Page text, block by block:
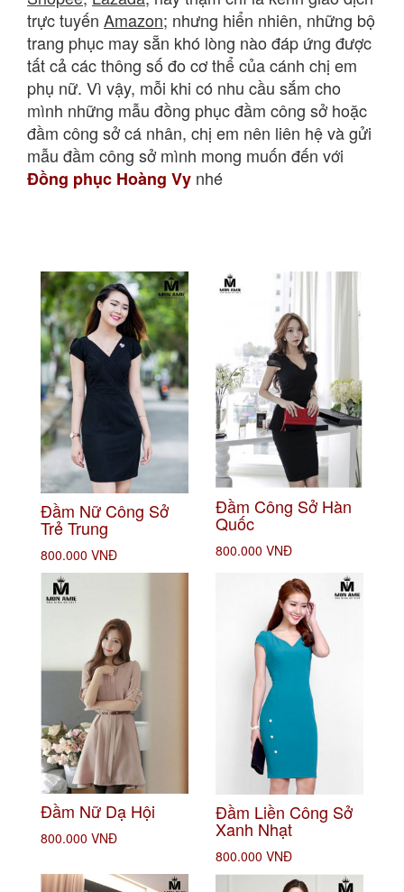
trực tuyến Amazon; nhưng hiển nhiên, những bộ
trang phục may sẵn khó lòng nào đáp ứng được
tất cả các thông số đo cơ thể của cánh chị em
phụ nữ. Vì vậy, mỗi khi có nhu cầu sắm cho
mình những mẫu đồng phục đầm công sở hoặc
đầm công sở cá nhân, chị em nên liên hệ và gửi
mẫu đầm công sở mình mong muốn đến với
Đồng phục Hoàng Vy nhé
Đầm Nữ Công Sở
Trẻ Trung
800.000 VNĐ
Đầm Công Sở Hàn
Quốc
800.000 VNĐ
Đầm Nữ Dạ Hội
800.000 VNĐ
Đầm Liền Công Sở
Xanh Nhạt
800.000 VNĐ